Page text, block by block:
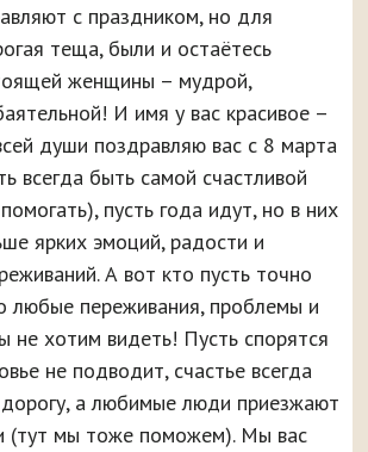
с праздником, но для
теща, были и остаётесь
женщины – мудрой,
И имя у вас красивое –
души поздравляю вас с 8 марта
всегда быть самой счастливой
пусть года идут, но в них
ярких эмоций, радости и
А вот кто пусть точно
любые переживания, проблемы и
не хотим видеть! Пусть спорятся
не подводит, счастье всегда
а любимые люди приезжают
(тут мы тоже поможем). Мы вас